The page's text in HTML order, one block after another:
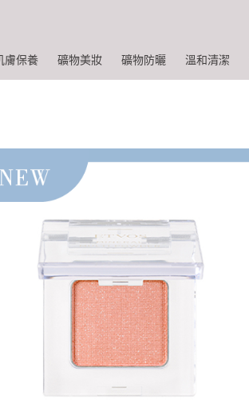
膚保養 礦物美妝 礦物防曬 溫和清潔